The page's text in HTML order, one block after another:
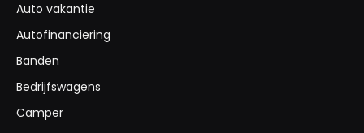
Auto vakantie
Autofinanciering
Banden
Bedrijfswagens
Camper